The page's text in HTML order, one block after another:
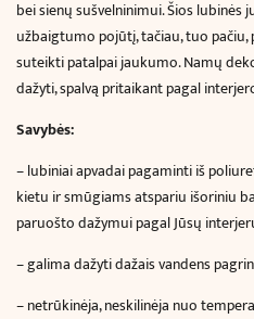
bei sienų sušvelninimui. Šios
užbaigtumo pojūtį, tačiau, tuo pačiu,
suteikti patalpai jaukumo. Namų
dažyti, spalvą pritaikant pagal
Savybės:
– lubiniai apvadai pagaminti iš
kietu ir smūgiams atspariu išoriniu
paruošto dažymui pagal Jūsų
– galima dažyti dažais vandens
– netrūkinėja, neskilinėja nuo